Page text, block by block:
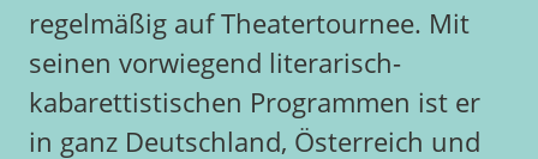
regelmäßig auf Theatertournee. Mit
seinen vorwiegend literarisch-
kabarettistischen Programmen ist er
in ganz Deutschland, Österreich und